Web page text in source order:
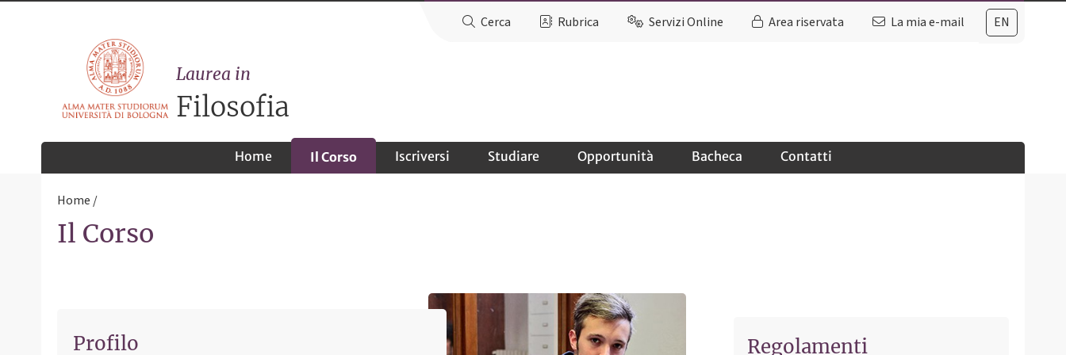
EN
Cerca Rubrica Servizi Online Area riservata La mia e-mail
Laurea in
Filosofia
Home Il Corso Iscriversi Studiare Opportunità Bacheca Contatti
Home
Il Corso
Profilo Regolamenti